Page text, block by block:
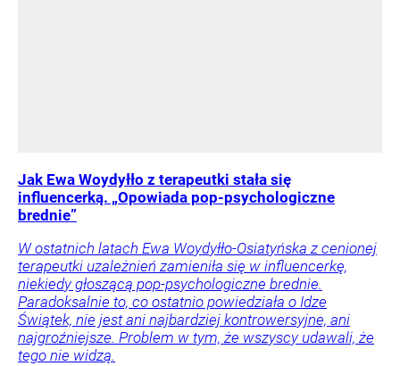
Jak Ewa Woydyłło z terapeutki stała się
influencerką. „Opowiada pop-psychologiczne
brednie”
W ostatnich latach Ewa Woydyłło-Osiatyńska z cenionej
terapeutki uzależnień zamieniła się w influencerkę,
niekiedy głoszącą pop-psychologiczne brednie.
Paradoksalnie to, co ostatnio powiedziała o Idze
Świątek, nie jest ani najbardziej kontrowersyjne, ani
najgroźniejsze. Problem w tym, że wszyscy udawali, że
tego nie widzą.